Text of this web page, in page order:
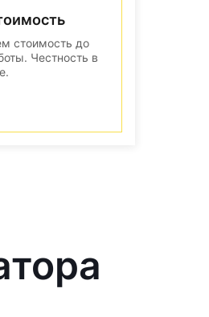
стоимость до
Честность в